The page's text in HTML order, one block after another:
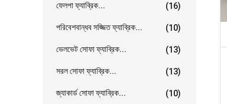
ফেলপা ফ্যাব্রিক... (16)
পরিবেশবান্ধব সজ্জিত ফ্যাব্রিক... (10)
ভেলভেট সোফা ফ্যাব্রিক... (13)
সরল সোফা ফ্যাব্রিক... (13)
জ্যাকার্ড সোফা ফ্যাব্রিক... (10)